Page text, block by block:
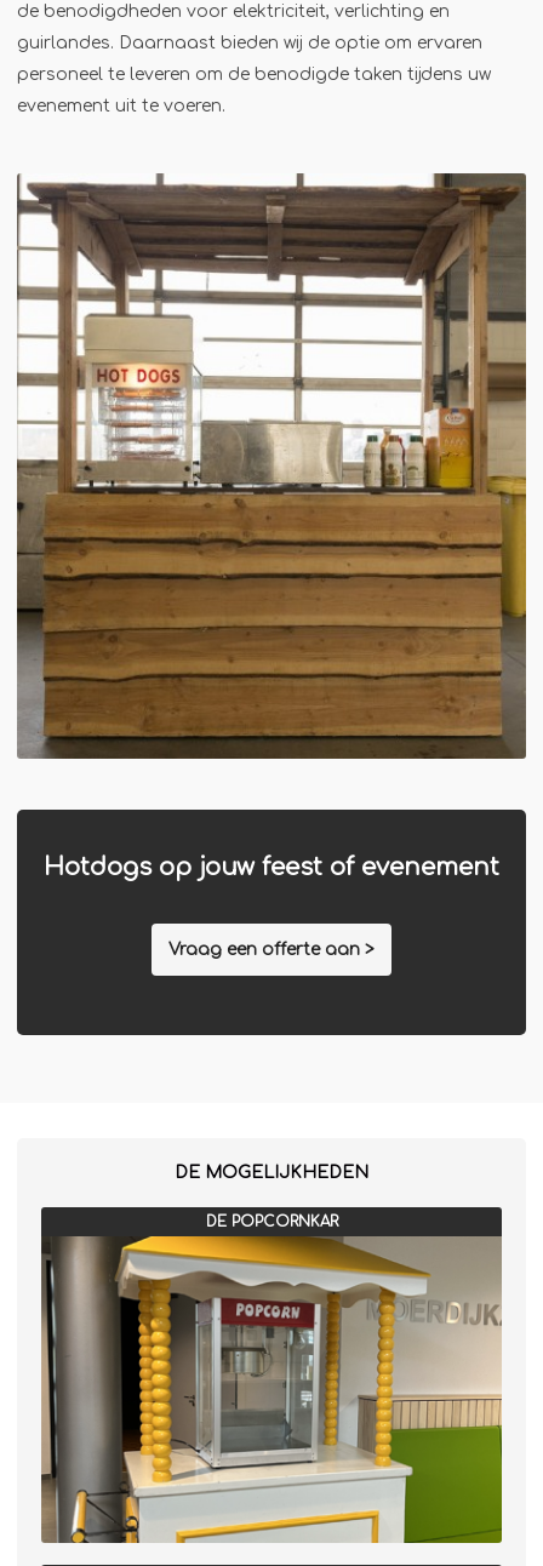
Stroopwafelkraam
Sinaasappelpers
Winterhuisje
de benodigdheden voor elektriciteit, verlichting en
guirlandes. Daarnaast bieden wij de optie om ervaren
personeel te leveren om de benodigde taken tijdens uw
evenement uit te voeren.
Hotdogs op jouw feest of evenement
Vraag een offerte aan >
DE MOGELIJKHEDEN
DE POPCORNKAR